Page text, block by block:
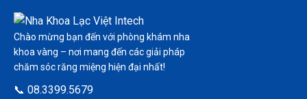
Chào mừng bạn đến với phòng khám nha
khoa vàng – nơi mang đến các giải pháp
chăm sóc răng miệng hiện đại nhất!
📞 08.3399.5679